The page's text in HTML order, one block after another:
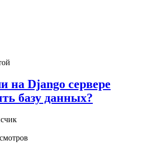
на Django сервере
базу данных?